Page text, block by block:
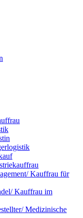
Kauffrau für
Kauffrau im
Medizinische